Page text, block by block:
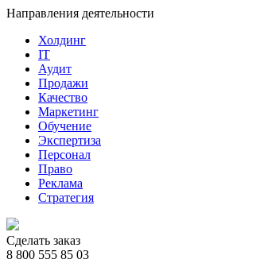
Направления деятельности
Холдинг
IT
Аудит
Продажи
Качество
Маркетинг
Обучение
Экспертиза
Персонал
Право
Реклама
Стратегия
Сделать заказ
8 800 555 85 03